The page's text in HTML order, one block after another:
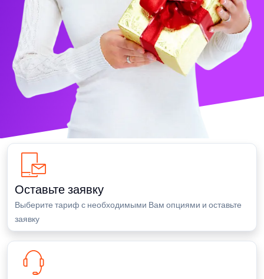
Оставьте заявку
Выберите тариф с необходимыми Вам опциями и оставьте
заявку